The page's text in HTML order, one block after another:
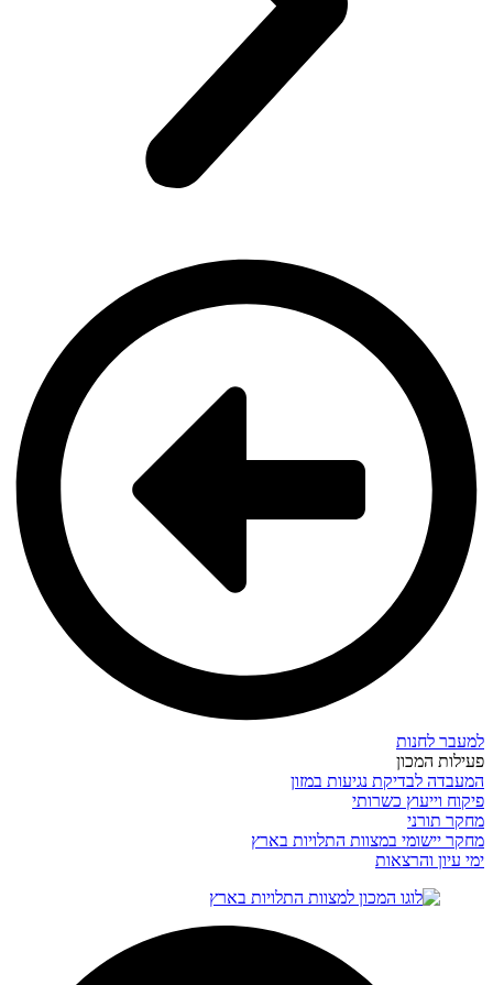
למעבר לחנות
פעילות המכון
המעבדה לבדיקת נגיעות במזון
פיקוח וייעוץ כשרותי
מחקר תורני
מחקר יישומי במצוות התלויות בארץ
ימי עיון והרצאות